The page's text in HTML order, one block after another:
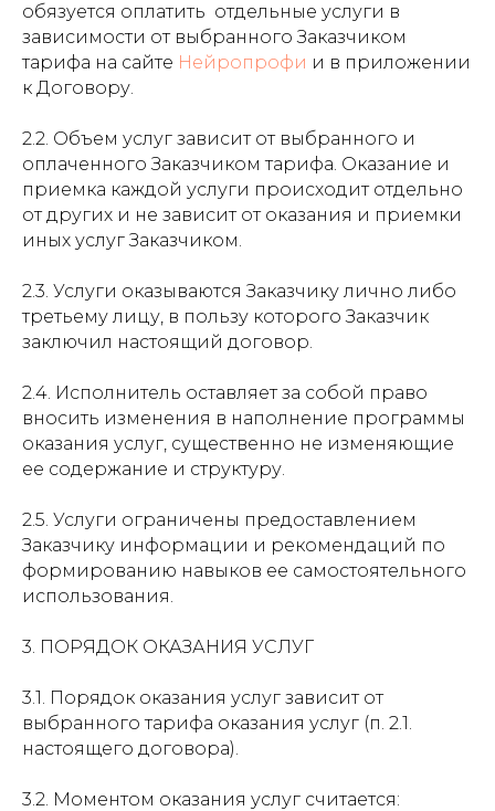
обязуется оплатить отдельные услуги в
зависимости от выбранного Заказчиком
тарифа на сайте Нейропрофи и в приложении
к Договору.
2.2. Объем услуг зависит от выбранного и
оплаченного Заказчиком тарифа. Оказание и
приемка каждой услуги происходит отдельно
от других и не зависит от оказания и приемки
иных услуг Заказчиком.
2.3. Услуги оказываются Заказчику лично либо
третьему лицу, в пользу которого Заказчик
заключил настоящий договор.
2.4. Исполнитель оставляет за собой право
вносить изменения в наполнение программы
оказания услуг, существенно не изменяющие
ее содержание и структуру.
2.5. Услуги ограничены предоставлением
Заказчику информации и рекомендаций по
формированию навыков ее самостоятельного
использования.
3. ПОРЯДОК ОКАЗАНИЯ УСЛУГ
3.1. Порядок оказания услуг зависит от
выбранного тарифа оказания услуг (п. 2.1.
настоящего договора).
3.2. Моментом оказания услуг считается: